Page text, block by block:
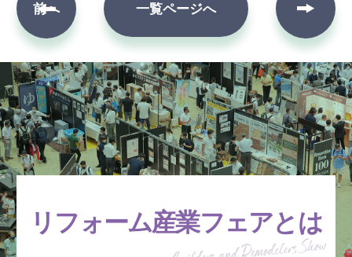
前へ 一覧ページへ
次へ
リフォーム産業フェアとは